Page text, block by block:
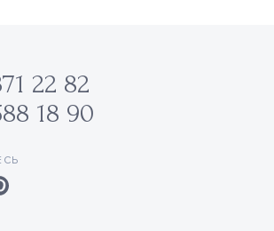
22 82
18 90